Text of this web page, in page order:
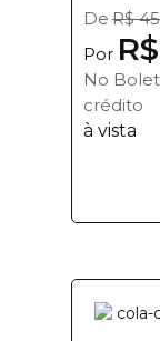
De R$
Por
No
crédito
à vista